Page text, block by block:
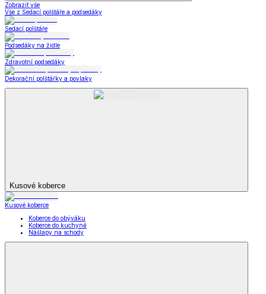
Zobrazit vše
Vše z Sedací polštáře a podsedáky
Sedací polštáře
Podsedáky na židle
Zdravotní podsedáky
Dekorační polštářky a povlaky
Kusové koberce
Kusové koberce
Koberce do obýváku
Koberce do kuchyně
Nášlapy na schody